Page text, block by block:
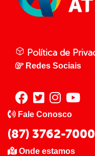
Política de
Redes Sociais
Fale Conosco
(87) 3762-
Onde estamos